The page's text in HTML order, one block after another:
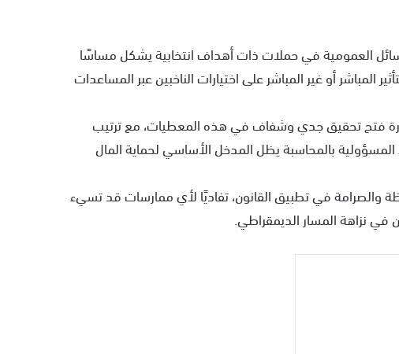
العمومية في حملات ذات أهداف انتخابية يشكل مساسًا
المباشر أو غير المباشر على اختيارات الناخبين عبر المساعدات
فتح تحقيق جدي وشفاف في هذه المعطيات، مع ترتيب
بالمحاسبة يظل المدخل الأساسي لحماية المال
والصرامة في تطبيق القانون، تفاديًا لأي ممارسات قد تسيء
في نزاهة المسار الديمقراطي.